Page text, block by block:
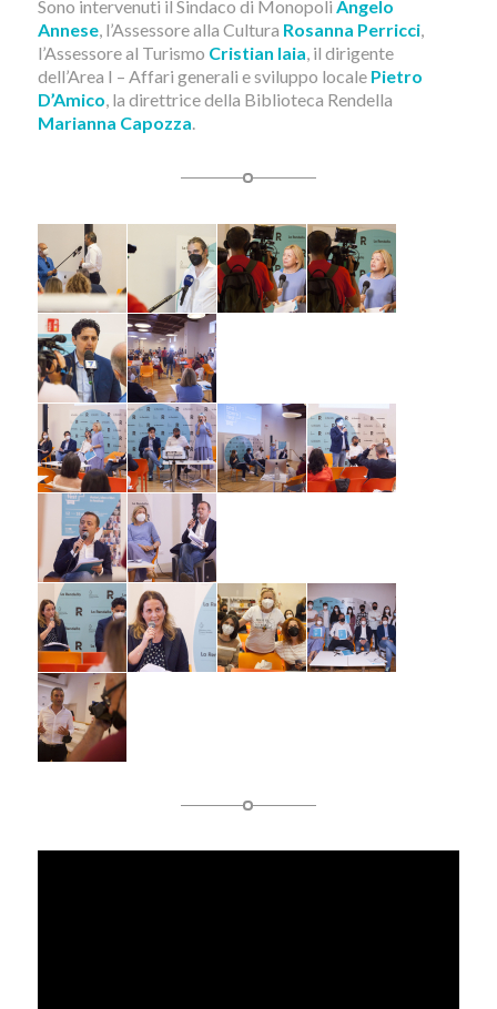
Sono intervenuti il Sindaco di Monopoli Angelo
Annese, l’Assessore alla Cultura Rosanna Perricci,
l’Assessore al Turismo Cristian Iaia , il dirigente
dell’Area I – Affari generali e sviluppo locale Pietro
D’Amico , la direttrice della Biblioteca Rendella
Marianna Capozza